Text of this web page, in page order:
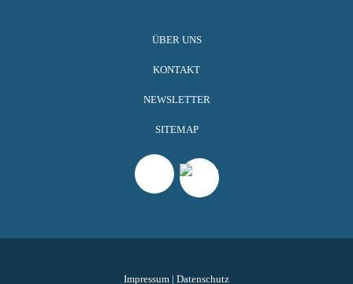
ÜBER UNS
KONTAKT
NEWSLETTER
SITEMAP
Impressum | Datenschutz